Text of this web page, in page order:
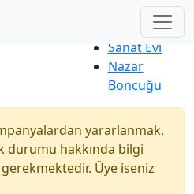
Yeni Ürünler
Sanat Evi
Nazar
Boncuğu
yararlanmak,
durumu hakkında bilgi
Üye iseniz